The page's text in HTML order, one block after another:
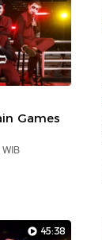
Games
45:38